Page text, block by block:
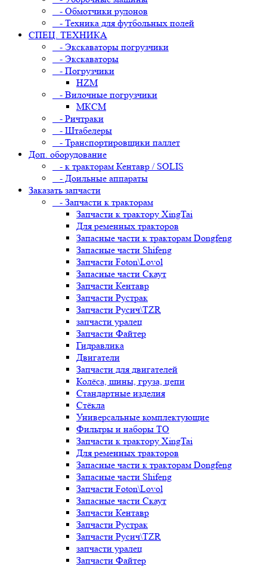
- Обмотчики рулонов
- Техника для футбольных полей
СПЕЦ. ТЕХНИКА
- Экскаваторы погрузчики
- Экскаваторы
- Погрузчики
HZM
- Вилочные погрузчики
МКСМ
- Ричтраки
- Штабелеры
- Транспортировщики паллет
Доп. оборудование
- к тракторам Кентавр / SOLIS
- Доильные аппараты
Заказать запчасти
- Запчасти к тракторам
Запчасти к трактору XingTai
Для ременных тракторов
Запасные части к тракторам Dongfeng
Запасные части Shifeng
Запчасти Foton\Lovol
Запасные части Скаут
Запчасти Кентавр
Запчасти Рустрак
Запчасти Русич\TZR
запчасти уралец
Запчасти Файтер
Гидравлика
Двигатели
Запчасти для двигателей
Колёса, шины, груза, цепи
Стандартные изделия
Стёкла
Универсальные комплектующие
Фильтры и наборы ТО
Запчасти к трактору XingTai
Для ременных тракторов
Запасные части к тракторам Dongfeng
Запасные части Shifeng
Запчасти Foton\Lovol
Запасные части Скаут
Запчасти Кентавр
Запчасти Рустрак
Запчасти Русич\TZR
запчасти уралец
Запчасти Файтер